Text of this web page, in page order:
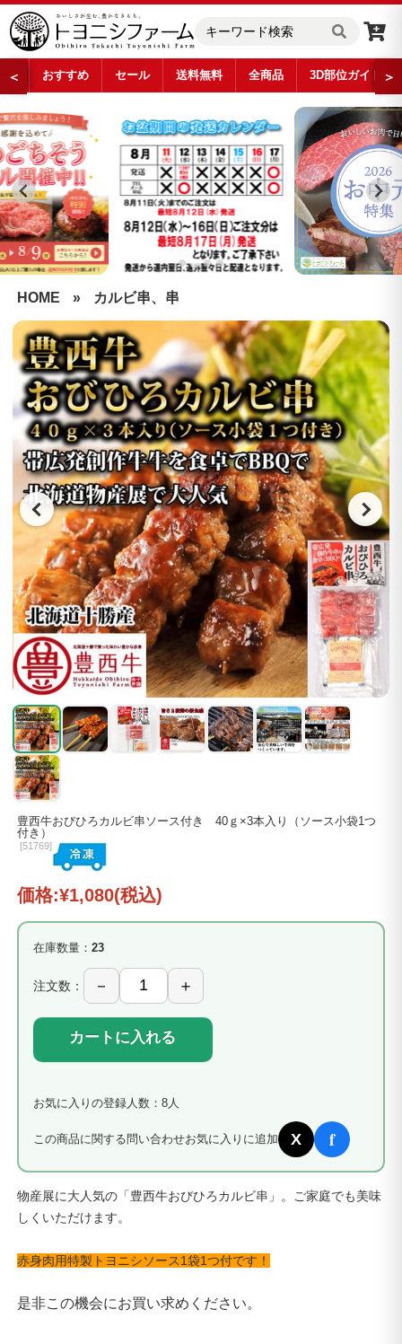
＜ おすすめ セール 送料無料 全商品 3D部位ガイド ＞
HOME » カルビ串、串
豊西牛おびひろカルビ串ソース付き 40ｇ×3本入り（ソース小袋1つ
付き）
[51769]
価格:¥1,080(税込)
在庫数量： 23
注文数：
カートに入れる
お気に入りの登録人数：8人
この商品に関する問い合わせお気に入りに追加 X f
物産展に大人気の「豊西牛おびひろカルビ串」。ご家庭でも美味
しくいただけます。
赤身肉用特製トヨニシソース1袋1つ付です！
是非この機会にお買い求めください。